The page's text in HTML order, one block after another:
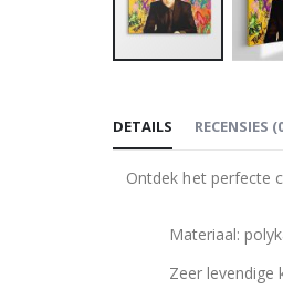
het
van
afbeeldingen-
DETAILS
Ontdek het perfecte
Materiaal:
Zeer levendige
RECENSIES (